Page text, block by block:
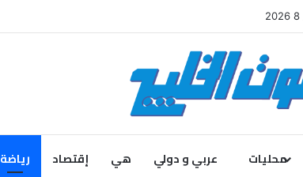
محليات عربي و دولي هي إقتصاد رياضة